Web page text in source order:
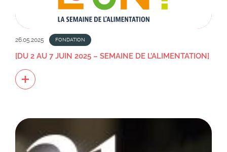
26.05.2025 FONDATION
[DU 2 AU 7 JUIN 2025 – SEMAINE DE L’ALIMENTATION]